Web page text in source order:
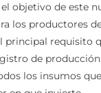
objetivo de este
los productores
principal requisito
de
los insumos